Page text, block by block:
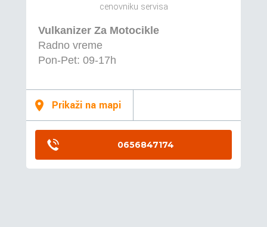
cenovniku servisa
Vulkanizer Za Motocikle
Radno vreme
Pon-Pet: 09-17h
Prikaži na mapi
0656847174